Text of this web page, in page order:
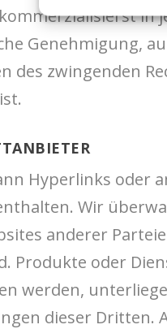
in
Genehmigung,
des zwingenden
Hyperlinks oder
Wir
anderer
Produkte oder
werden,
dieser Dritten.